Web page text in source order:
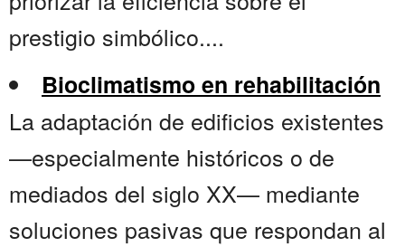
prestigio simbólico....
Bioclimatismo en rehabilitación
La adaptación de edificios existentes
—especialmente históricos o de
mediados del siglo XX— mediante
soluciones pasivas que respondan al